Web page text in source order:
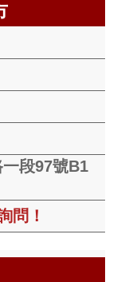
段97號B1
問！